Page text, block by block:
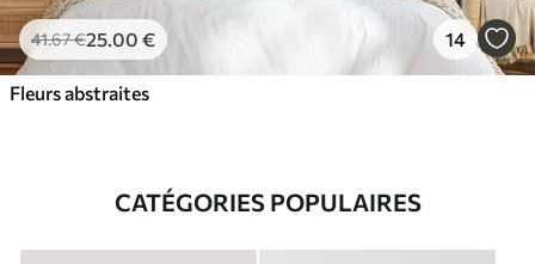
41.67€25.00 € 14
Fleurs abstraites
CATÉGORIES POPULAIRES